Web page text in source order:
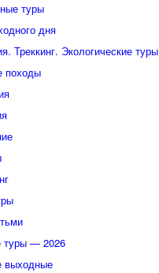
туры
дня
Треккинг. Экологические туры
походы
туры — 2026
выходные